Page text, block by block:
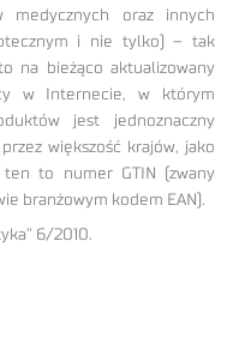
medycznych oraz innych
i nie tylko) – tak
na bieżąco aktualizowany
w Internecie, w którym
jest jednoznaczny
większość krajów, jako
to numer GTIN (zwany
branżowym kodem EAN).
6/2010.